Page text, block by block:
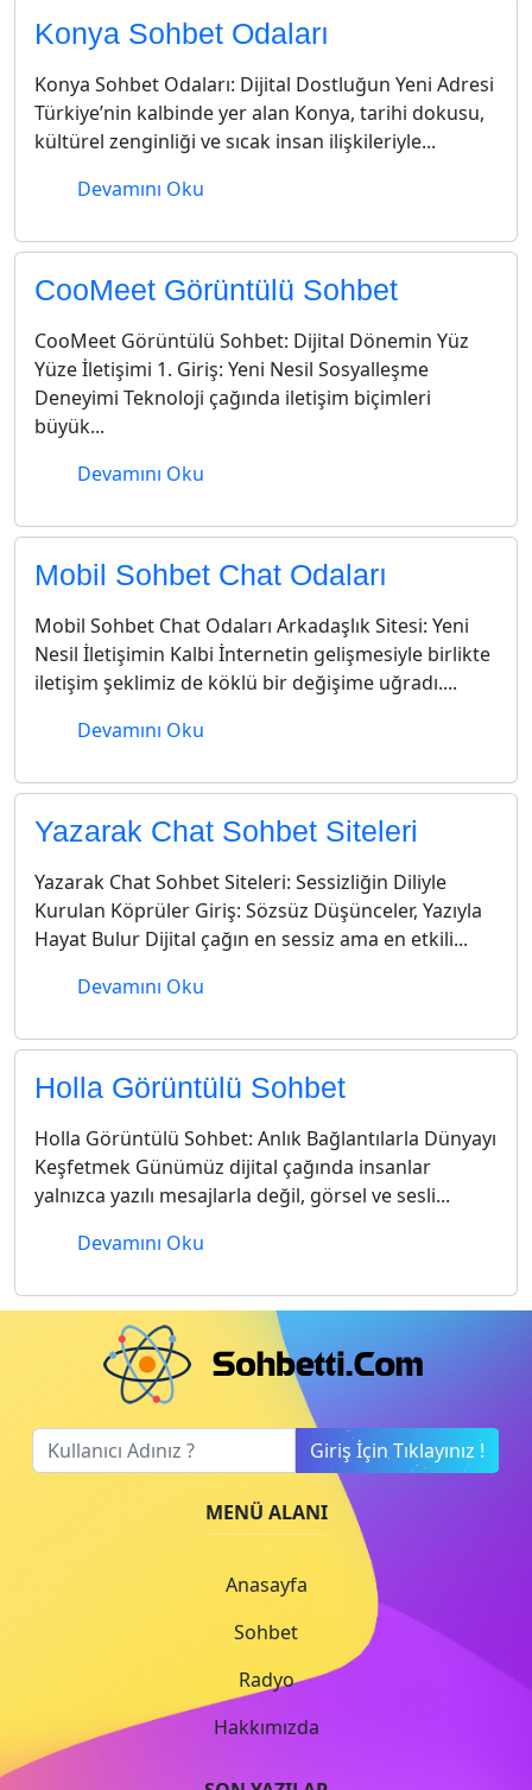
Konya Sohbet Odaları
Konya Sohbet Odaları: Dijital Dostluğun Yeni Adresi
Türkiye’nin kalbinde yer alan Konya, tarihi dokusu,
kültürel zenginliği ve sıcak insan ilişkileriyle...
Devamını Oku
CooMeet Görüntülü Sohbet
CooMeet Görüntülü Sohbet: Dijital Dönemin Yüz
Yüze İletişimi 1. Giriş: Yeni Nesil Sosyalleşme
Deneyimi Teknoloji çağında iletişim biçimleri
büyük...
Devamını Oku
Mobil Sohbet Chat Odaları
Mobil Sohbet Chat Odaları Arkadaşlık Sitesi: Yeni
Nesil İletişimin Kalbi İnternetin gelişmesiyle birlikte
iletişim şeklimiz de köklü bir değişime uğradı....
Devamını Oku
Yazarak Chat Sohbet Siteleri
Yazarak Chat Sohbet Siteleri: Sessizliğin Diliyle
Kurulan Köprüler Giriş: Sözsüz Düşünceler, Yazıyla
Hayat Bulur Dijital çağın en sessiz ama en etkili...
Devamını Oku
Holla Görüntülü Sohbet
Holla Görüntülü Sohbet: Anlık Bağlantılarla Dünyayı
Keşfetmek Günümüz dijital çağında insanlar
yalnızca yazılı mesajlarla değil, görsel ve sesli...
Devamını Oku
Giriş İçin Tıklayınız !
MENÜ ALANI
Anasayfa
Sohbet
Radyo
Hakkımızda